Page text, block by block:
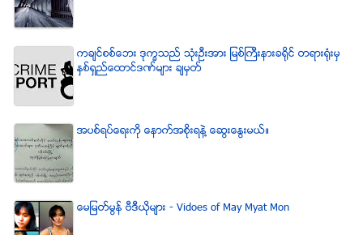
ကခ်င္စစ္ေဘး ဒုကၡသည္ သံုးဦးအား ျမစ္ႀကီးနားခရိုင္ တရားရံုးမွ
ႏွစ္ရွည္ေထာင္ဒဏ္မ်ား ခ်မွတ္
အပစ္ရပ္ေရးကို ေနာက္အစိုးရနဲ႔ ေဆြးေႏြးမယ္။
ေမျမတ္မြန္ ဗီဒီယုိမ်ား - Vidoes of May Myat Mon